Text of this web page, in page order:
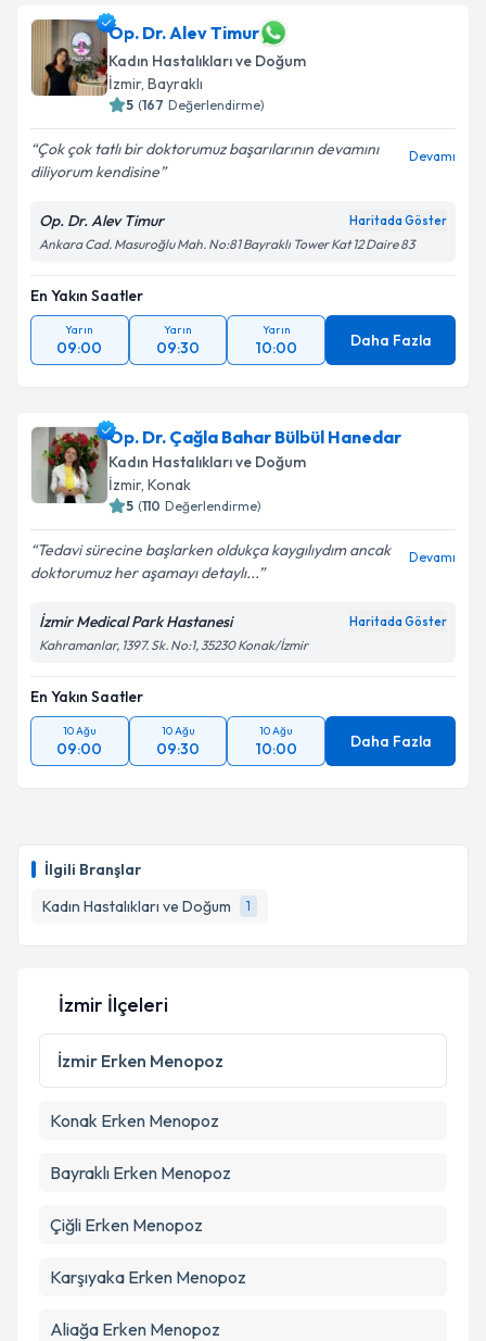
İlgili Branşlar
Kadın Hastalıkları ve Doğum
1
Op. Dr. Alev Timur
Kadın Hastalıkları ve Doğum
İzmir, Bayraklı
5 (167 Değerlendirme)
Çok çok tatlı bir doktorumuz başarılarının devamını
diliyorum kendisine
Devamı
Op. Dr. Alev Timur Haritada Göster
Ankara Cad. Masuroğlu Mah. No:81 Bayraklı Tower Kat 12 Daire 83
En Yakın Saatler
Yarın
09:00
Yarın
09:30
Yarın
10:00 Daha Fazla
Op. Dr. Çağla Bahar Bülbül Hanedar
Kadın Hastalıkları ve Doğum
İzmir, Konak
5 (110 Değerlendirme)
Tedavi sürecine başlarken oldukça kaygılıydım ancak
doktorumuz her aşamayı detaylı...
Devamı
İzmir Medical Park Hastanesi Haritada Göster
Kahramanlar, 1397. Sk. No:1, 35230 Konak/İzmir
En Yakın Saatler
10 Ağu
09:00
10 Ağu
09:30
10 Ağu
10:00 Daha Fazla
İzmir İlçeleri
İzmir Erken Menopoz
Konak Erken Menopoz
Bayraklı Erken Menopoz
Çiğli Erken Menopoz
Karşıyaka Erken Menopoz
Aliağa Erken Menopoz